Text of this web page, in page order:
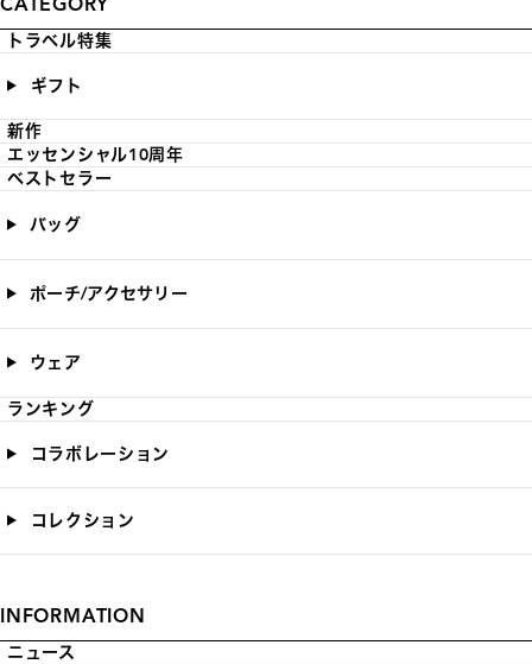
トラベル特集
ギフト
新作
エッセンシャル10周年
ベストセラー
バッグ
ポーチ/アクセサリー
ウェア
ランキング
コラボレーション
コレクション
INFORMATION
ニュース